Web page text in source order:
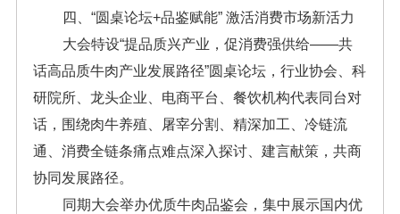
四、“圆桌论坛+品鉴赋能” 激活消费市场新活力
大会特设“提品质兴产业，促消费强供给——共
话高品质牛肉产业发展路径”圆桌论坛，行业协会、科
研院所、龙头企业、电商平台、餐饮机构代表同台对
话，围绕肉牛养殖、屠宰分割、精深加工、冷链流
通、消费全链条痛点难点深入探讨、建言献策，共商
协同发展路径。
同期大会举办优质牛肉品鉴会，集中展示国内优